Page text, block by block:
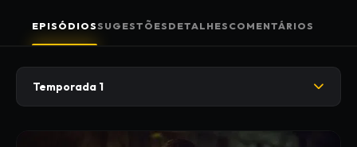
EPISÓDIOSSUGESTÕES DETALHES COMENTÁRIOS
Temporada 1